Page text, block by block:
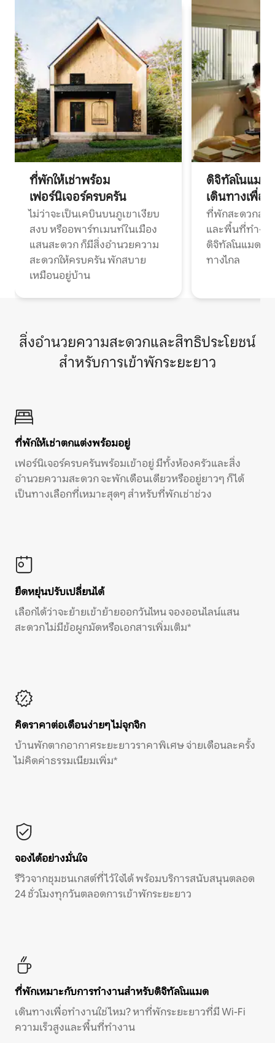
ที่พักให้เช่าพร้อม
เฟอร์นิเจอร์ครบครัน
ไม่ว่าจะเป็นเคบินบนภูเขาเงียบ
สงบ หรืออพาร์ทเมนท์ในเมือง
แสนสะดวก ก็มีสิ่งอำนวยความ
สะดวกให้ครบครัน พักสบาย
เหมือนอยู่บ้าน
ดิจิทัลโนแมด
เดินทางเพื่อ
ที่พักสะดวกสบ
และพื้นที่ทำงา
ดิจิทัลโนแมดแ
ทางไกล
สิ่งอำนวยความสะดวกและสิทธิประโยชน์
สำหรับการเข้าพักระยะยาว
ที่พักให้เช่าตกแต่งพร้อมอยู่
เฟอร์นิเจอร์ครบครันพร้อมเข้าอยู่ มีทั้งห้องครัวและสิ่ง
อำนวยความสะดวก จะพักเดือนเดียวหรืออยู่ยาวๆ ก็ได้
เป็นทางเลือกที่เหมาะสุดๆ สำหรับที่พักเช่าช่วง
ยืดหยุ่นปรับเปลี่ยนได้
เลือกได้ว่าจะย้ายเข้าย้ายออกวันไหน จองออนไลน์แสน
สะดวก ไม่มีข้อผูกมัดหรือเอกสารเพิ่มเติม*
คิดราคาต่อเดือนง่ายๆ ไม่จุกจิก
บ้านพักตากอากาศระยะยาวราคาพิเศษ จ่ายเดือนละครั้ง
ไม่คิดค่าธรรมเนียมเพิ่ม*
จองได้อย่างมั่นใจ
รีวิวจากชุมชนเกสต์ที่ไว้ใจได้ พร้อมบริการสนับสนุนตลอด
24 ชั่วโมงทุกวันตลอดการเข้าพักระยะยาว
ที่พักเหมาะกับการทำงานสำหรับดิจิทัลโนแมด
เดินทางเพื่อทำงานใช่ไหม? หาที่พักระยะยาวที่มี Wi-Fi
ความเร็วสูงและพื้นที่ทำงาน